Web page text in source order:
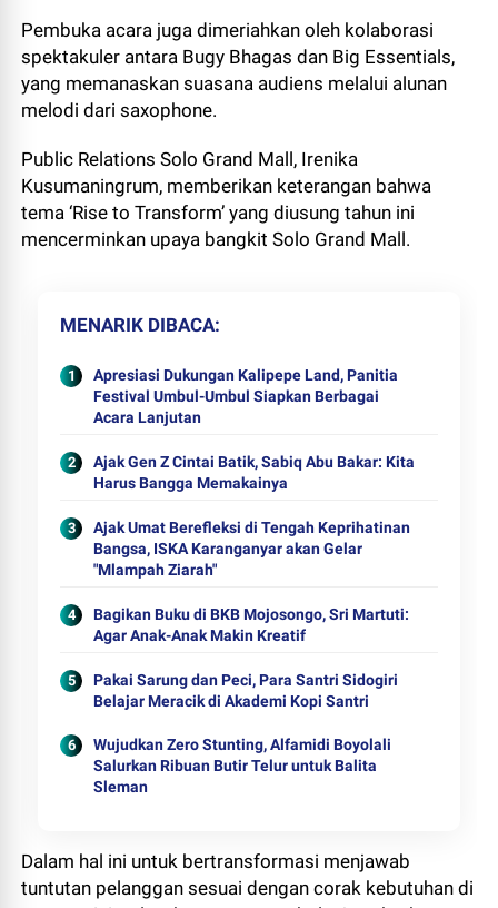
Pembuka acara juga dimeriahkan oleh kolaborasi
spektakuler antara Bugy Bhagas dan Big Essentials,
yang memanaskan suasana audiens melalui alunan
melodi dari saxophone.
Public Relations Solo Grand Mall, Irenika
Kusumaningrum, memberikan keterangan bahwa
tema ‘Rise to Transform’ yang diusung tahun ini
mencerminkan upaya bangkit Solo Grand Mall.
MENARIK DIBACA
Apresiasi Dukungan Kalipepe Land, Panitia
Festival Umbul-Umbul Siapkan Berbagai
Acara Lanjutan
Ajak Gen Z Cintai Batik, Sabiq Abu Bakar: Kita
Harus Bangga Memakainya
Ajak Umat Berefleksi di Tengah Keprihatinan
Bangsa, ISKA Karanganyar akan Gelar
"Mlampah Ziarah"
Bagikan Buku di BKB Mojosongo, Sri Martuti:
Agar Anak-Anak Makin Kreatif
Pakai Sarung dan Peci, Para Santri Sidogiri
Belajar Meracik di Akademi Kopi Santri
Wujudkan Zero Stunting, Alfamidi Boyolali
Salurkan Ribuan Butir Telur untuk Balita
Sleman
Dalam hal ini untuk bertransformasi menjawab
tuntutan pelanggan sesuai dengan corak kebutuhan di